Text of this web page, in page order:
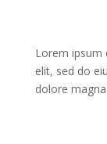
Lorem ipsum
elit, sed do
dolore